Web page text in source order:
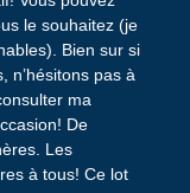
le souhaitez (je
Bien sur si
n’hésitons pas à
ma
De
Les
à tous! Ce lot